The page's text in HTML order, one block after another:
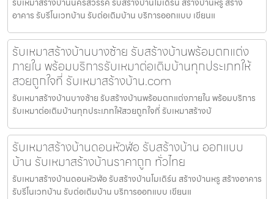
อาคาร รับรีโนเวทบ้าน รับต่อเติมบ้าน บริการออกแบบ เขียนแ
รับเหมาสร้างบ้านบางซ้าย รับสร้างบ้านพร้อมตกแต่ง
ภายใน พร้อมบริการรับเหมาต่อเติมบ้านทุกประเภทให้
สวยถูกใจที่ รับเหมาสร้างบ้าน.com
รับเหมาสร้างบ้านบางซ้าย รับสร้างบ้านพร้อมตกแต่งภายใน พร้อมบริการ
รับเหมาต่อเติมบ้านทุกประเภทให้สวยถูกใจที่ รับเหมาสร้างบ้
รับเหมาสร้างบ้านดอนหัวฬ่อ รับสร้างบ้าน ออกแบบ
บ้าน รับเหมาสร้างบ้านราคาถูก ทั่วไทย
รับเหมาสร้างบ้านดอนหัวฬ่อ รับสร้างบ้านโมเดิร์น สร้างบ้านหรู สร้างอาคาร
รับรีโนเวทบ้าน รับต่อเติมบ้าน บริการออกแบบ เขียนแ